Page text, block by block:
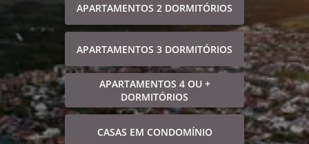
APARTAMENTOS 2 DORMITÓRIOS
APARTAMENTOS 3 DORMITÓRIOS
APARTAMENTOS 4 OU +
DORMITÓRIOS
CASAS EM CONDOMÍNIO